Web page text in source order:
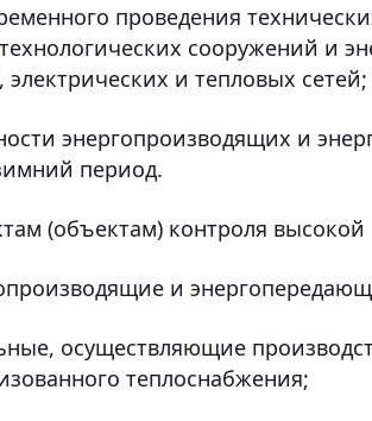
проведения
сооружений и
электрических и тепловых сетей;
энергопроизводящих и
период.
(объектам) контроля высокой
и
осуществляющие
теплоснабжения;